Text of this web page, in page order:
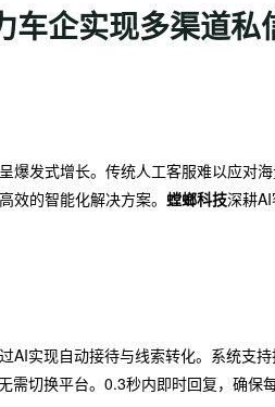
车企实现多渠道私
爆发式增长。传统人工客服难以应对
效的智能化解决方案。 螳螂科技深耕AI
实现自动接待与线索转化。系统支持
需切换平台。0.3秒内即时回复，确保